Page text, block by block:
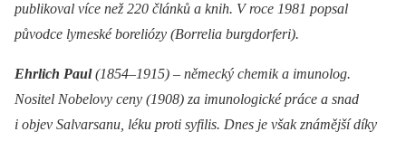
publikoval více než 220 článků a knih. V roce 1981 popsal
původce lymeské boreliózy (Borrelia burgdorferi).
Ehrlich Paul(1854–1915) –⁠ německý chemik a imunolog.
Nositel Nobelovy ceny (1908) za imunologické práce a snad
i objev Salvarsanu, léku proti syfilis. Dnes je však známější díky